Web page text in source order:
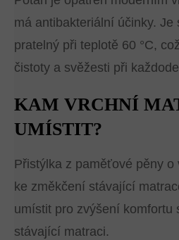
má antibakteriální účinky.
pratelný při teplotě 60 °C,
čistoty a svěžesti při
KAM VRCHNÍ
UMÍSTIT?
Přistýlka z paměťové pěny o
ke změkčení stávající
umístit pro zvýšení komfortu
stávající matraci.